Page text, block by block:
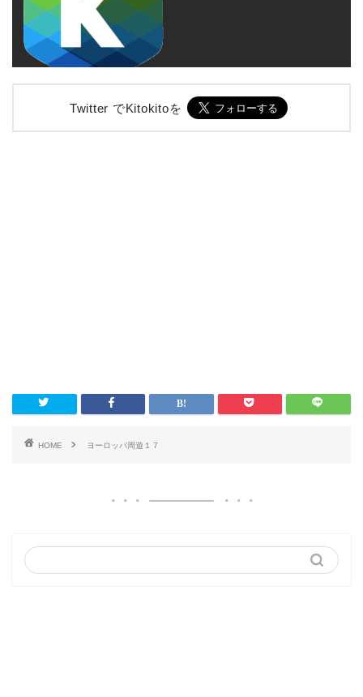
Twitter でKitokitoを
HOME ヨーロッパ周遊１７